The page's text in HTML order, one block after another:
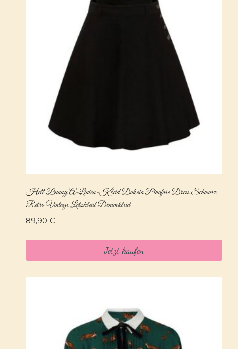
Hell Bunny A-Linien-Kleid Dakota Pinafore Dress Schwarz
Retro Vintage Latzkleid Denimkleid
89,90 €
Jetzt kaufen